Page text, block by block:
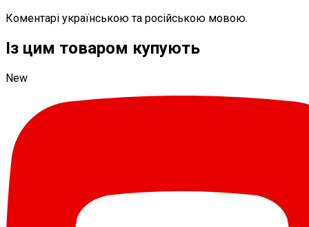
Коментарі українською та російською мовою.
Із цим товаром купують
New